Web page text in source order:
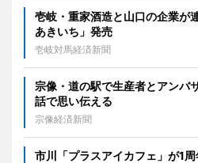
壱岐・重家酒造と山口の企業
あきいち」発売
壱岐対馬経済新聞
宗像・道の駅で生産者とアン
話で思い伝える
宗像経済新聞
市川「プラスアイカフェ」が1